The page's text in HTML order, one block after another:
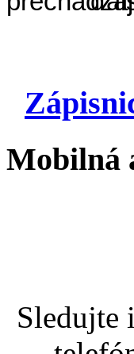
Mobilná
Sledujte